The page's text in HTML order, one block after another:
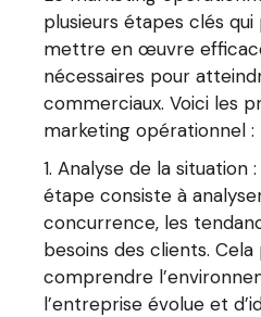
plusieurs étapes clés
mettre en œuvre
nécessaires pour
commerciaux. Voici les
marketing opérationnel :
Analyse de la situation
étape consiste à
concurrence, les
besoins des clients.
comprendre
l’entreprise évolue et